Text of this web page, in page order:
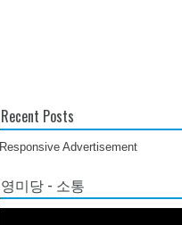
Recent Posts
Responsive Advertisement
영미당 - 소통